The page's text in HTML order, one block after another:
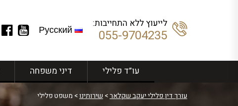
לייעוץ ללא התחייבות:
055-9704235
Русский
עו”ד פלילי דיני משפחה
עורך דין פלילי יעקב שקלאר> שירותינו> משפט פלילי